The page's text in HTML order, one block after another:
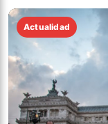
Actualidad